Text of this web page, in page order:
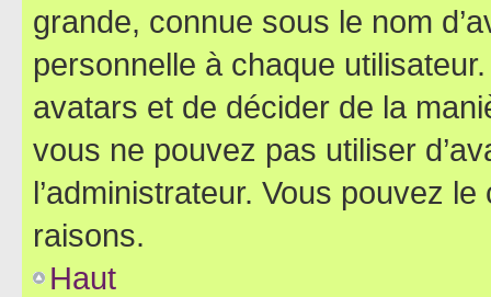
grande, connue sous le nom
personnelle à chaque utilisateur.
avatars et de décider de la
vous ne pouvez pas utiliser
l’administrateur. Vous pouvez
raisons.
Haut